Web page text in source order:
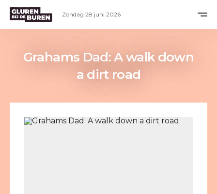
Grahams Dad: A walk down
a dirt road
Zondag 28 juni 2026